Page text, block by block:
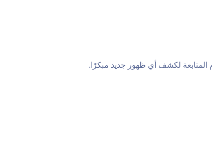
المتابعة لكشف أي ظهور جديد مبكرًا.